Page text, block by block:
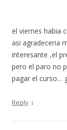
el viernes habia
asi agradeceria
interesante ,el
pero el paro no
pagar el curso…
Reply ↓